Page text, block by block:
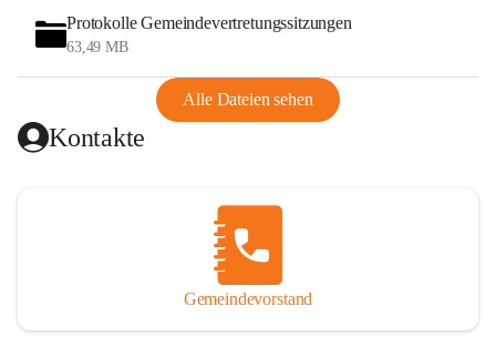
Protokolle Gemeindevertretungssitzungen
63,49 MB
Alle Dateien sehen
Kontakte
Gemeindevorstand